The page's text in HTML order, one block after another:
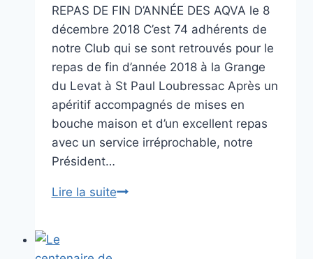
REPAS DE FIN D’ANNÉE DES AQVA le 8
décembre 2018 C’est 74 adhérents de
notre Club qui se sont retrouvés pour le
repas de fin d’année 2018 à la Grange
du Levat à St Paul Loubressac Après un
apéritif accompagnés de mises en
bouche maison et d’un excellent repas
avec un service irréprochable, notre
Président…
Lire la suiteRepas